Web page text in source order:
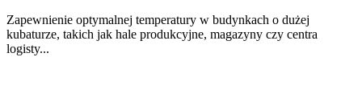
Zapewnienie optymalnej temperatury w budynkach o dużej
kubaturze, takich jak hale produkcyjne, magazyny czy centra
logisty...